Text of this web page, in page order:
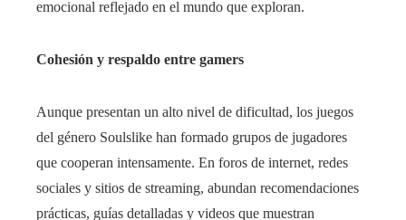
emocional reflejado en el mundo que exploran.
Cohesión y respaldo entre gamers
Aunque presentan un alto nivel de dificultad, los juegos
del género Soulslike han formado grupos de jugadores
que cooperan intensamente. En foros de internet, redes
sociales y sitios de streaming, abundan recomendaciones
prácticas, guías detalladas y videos que muestran